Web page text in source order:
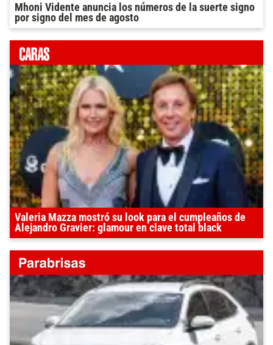
Mhoni Vidente anuncia los números de la suerte signo
por signo del mes de agosto
Valeria Mazza mostró su look para el cumpleaños de
Alejandro Gravier: glamour en clave total black